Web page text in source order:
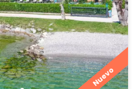
Nuevo